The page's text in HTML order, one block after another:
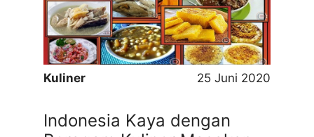
...Read more
Kuliner 25 Juni 2020
Indonesia Kaya dengan